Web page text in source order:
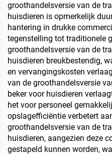
groothandelsversie van de
huisdieren is opmerkelijk
hantering in drukke
tegenstelling tot traditionele
groothandelsversie van de
huisdieren breukbestendig,
en vervangingskosten
van de groothandelsversie
beker voor huisdieren
het voor personeel
opslagefficiëntie verbetert
groothandelsversie van de
huisdieren, aangezien deze
gestapeld kunnen worden,